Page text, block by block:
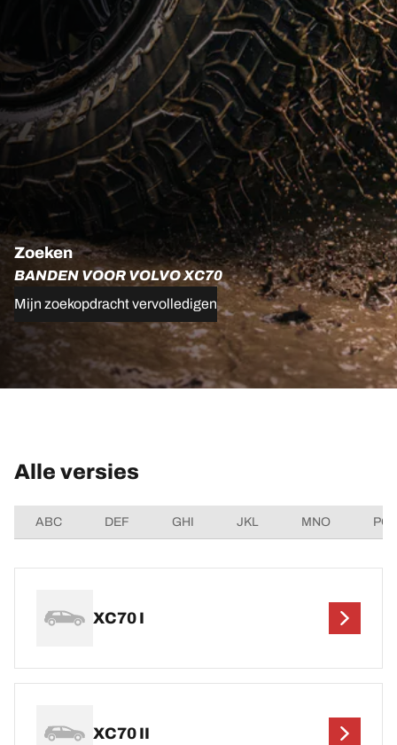
Zoeken
BANDEN VOOR VOLVO XC70
Mijn zoekopdracht vervolledigen
Alle versies
ABC DEF GHI JKL MNO
XC70 I
XC70 II